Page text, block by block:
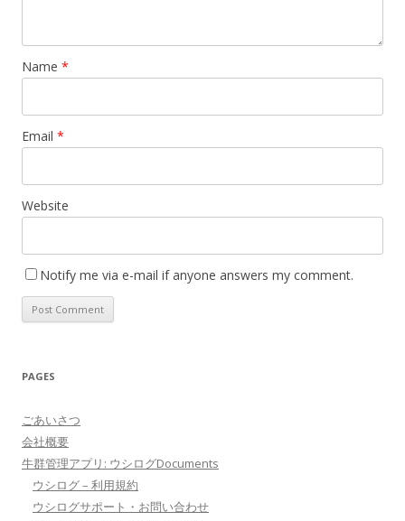
Name *
Email *
Website
Notify me via e-mail if anyone answers my comment.
PAGES
ごあいさつ
会社概要
牛群管理アプリ: ウシログDocuments
ウシログ – 利用規約
ウシログサポート・お問い合わせ